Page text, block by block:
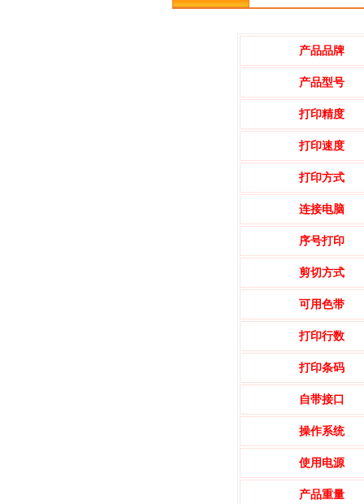
产品品牌
产品型号
打印精度
打印速度
打印方式
连接电脑
序号打印
剪切方式
可用色带
打印行数
打印条码
自带接口
操作系统
使用电源
产品重量